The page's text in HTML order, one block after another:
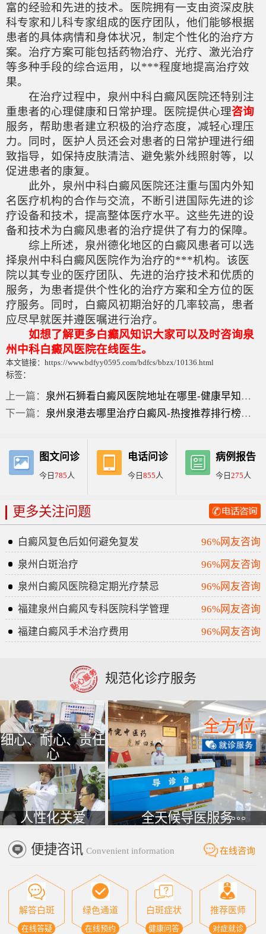
富的经验和先进的技术。医院拥有一支由资深皮肤
科专家和儿科专家组成的医疗团队，他们能够根据
患者的具体病情和身体状况，制定个性化的治疗方
案。治疗方案可能包括药物治疗、光疗、激光治疗
等多种手段的综合运用，以***程度地提高治疗效
果。
在治疗过程中，泉州中科白癜风医院还特别注
重患者的心理健康和日常护理。医院提供心理咨询
服务，帮助患者建立积极的治疗态度，减轻心理压
力。同时，医护人员还会对患者的日常护理进行细
致指导，如保持皮肤清洁、避免紫外线照射等，以
促进患者的康复。
此外，泉州中科白癜风医院还注重与国内外知
名医疗机构的合作与交流，不断引进国际先进的诊
疗设备和技术，提高整体医疗水平。这些先进的设
备和技术为白癜风患者的治疗提供了有力的保障。
综上所述，泉州德化地区的白癜风患者可以选
择泉州中科白癜风医院作为治疗的***机构。该医
院以其专业的医疗团队、先进的治疗技术和优质的
服务，为患者提供个性化的治疗方案和全方位的医
疗服务。同时，白癜风初期治好的几率较高，患者
应尽早就医并遵医嘱进行治疗。
如想了解更多白癫风知识大家可以及时咨询泉
州中科白癜风医院在线医生。
本文链接：https://www.bdfyy0595.com/bdfcs/bbzx/10136.html
标签：
上一篇： 泉州石狮看白癜风医院地址在哪里-健康早知道：孩子脸上有白斑吃五维赖氨酸？
下一篇： 泉州泉港去哪里治疗白癜风-热搜推荐排行榜前五：白癜风表皮移植最新？
图文问诊
今日785人
电话问诊
今日 855人
病例报告
今日275人
更多关注问题
白癜风复色后如何避免复发
96%网友咨询
泉州白斑治疗
96%网友咨询
泉州白癜风医院稳定期光疗禁忌
96%网友咨询
福建泉州白癜风专科医院科学管理
96%网友咨询
福建白癜风手术治疗费用
96%网友咨询
规范化诊疗服务
细心、耐心、责任
心
人性化关爱 全天候导医服务
便捷咨讯 Convenient information 在线咨询
解答白斑
在线答疑
绿色通道
在线预约
白斑症状
健康问答
推荐医师
对症就诊